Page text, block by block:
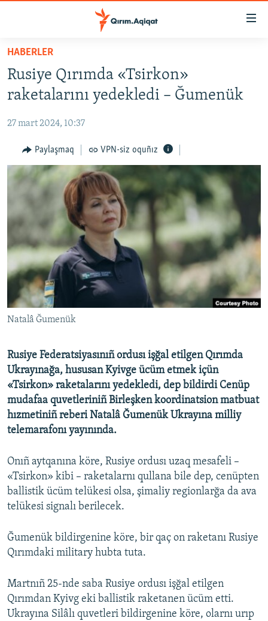
Esas
qaytmaq
Baş
qaytmaq
qaytmaq
SİYASET
CEMİYET
MEDENİYET
İNSAN AQLARI
VİDEO
SÜRET
BLOGLAR
FİKİR
Русский
Українською
RFE/RS bütün saytları
HABERLER
Rusiye Qırımda «Tsirkon»
raketalarını yedekledi – Ğumenük
27 mart 2024, 10:37
Paylaşmaq VPN-siz oquñız
Natalâ Ğumenük
Rusiye Federatsiyasınıñ ordusı işğal etilgen Qırımda
Ukrayınağa, hususan Kyivge ücüm etmek içün
«Tsirkon» raketalarını yedekledi, dep bildirdi Cenüp
mudafaa quvetleriniñ Birleşken koordinatsion matbuat
hızmetiniñ reberi Natalâ Ğumenük Ukrayına milliy
telemarafonı yayınında.
Onıñ aytqanına köre, Rusiye ordusı uzaq mesafeli –
«Tsirkon» kibi – raketalarnı qullana bile dep, cenüpten
ballistik ücüm telükesi olsa, şimaliy regionlarğa da ava
telükesi signalı berilecek.
Ğumenük bildirgenine köre, bir qaç on raketanı Rusiye
Qırımdaki military hubta tuta.
Martnıñ 25-nde saba Rusiye ordusı işğal etilgen
Qırımdan Kyivg eki ballistik raketanen ücüm etti.
Ukrayına Silâlı quvetleri bildirgenine köre, olarnı urıp